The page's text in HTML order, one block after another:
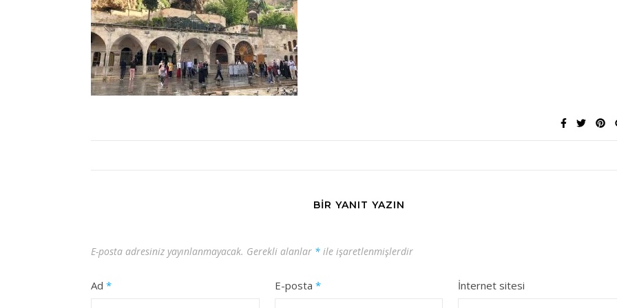
BIR YANIT YAZIN
E-posta adresiniz yayınlanmayacak. Gerekli alanlar * ile işaretlenmişlerdir
Ad * E-posta * İnternet sitesi